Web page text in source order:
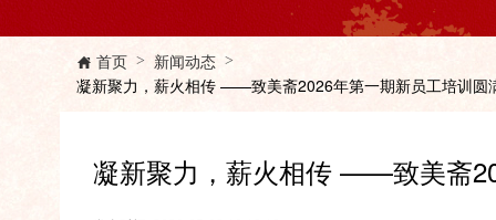
 首页 > 新闻动态 >
凝新聚力，薪火相传 ——致美斋2026年第一期新员工培训圆
凝新聚力，薪火相传 ——致美斋